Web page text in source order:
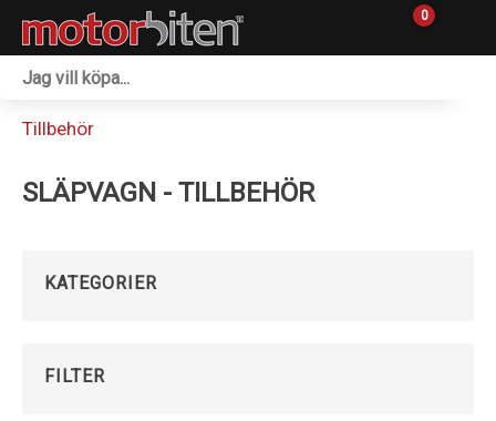
0
Tillbehör
SLÄPVAGN - TILLBEHÖR
KATEGORIER
FILTER